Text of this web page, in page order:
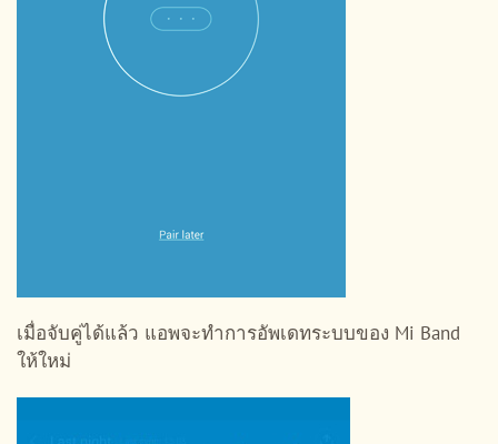
เมื่อจับคู่ได้แล้ว แอพจะทำการอัพเดทระบบของ Mi Band
ให้ใหม่